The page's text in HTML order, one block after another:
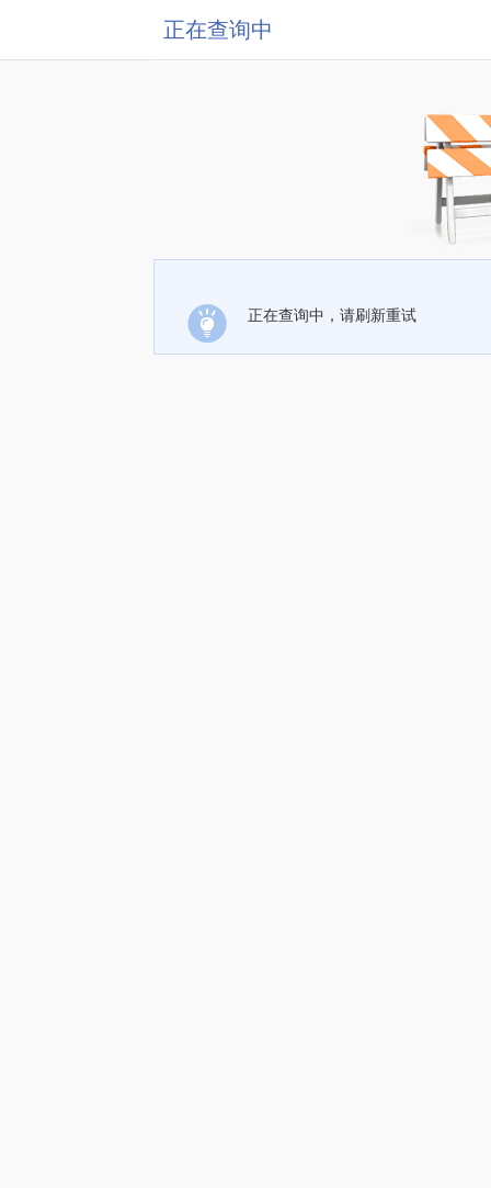
正在查询中
正在查询中，请刷新重试